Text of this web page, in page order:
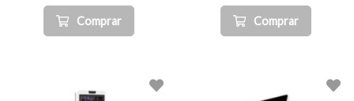
Comprar Comprar